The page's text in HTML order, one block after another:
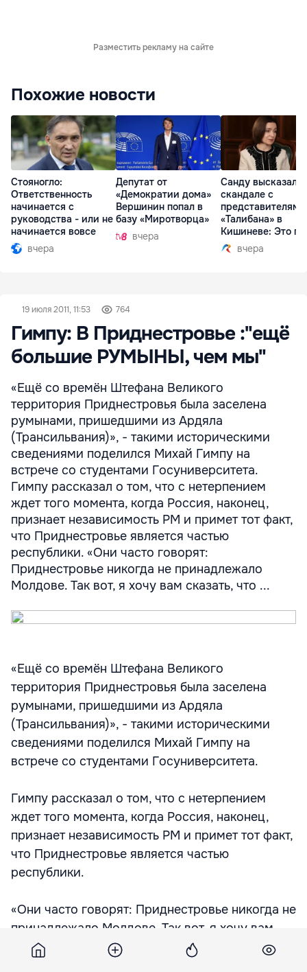
Разместить рекламу на сайте
Похожие новости
Стояногло:
Ответственность
начинается с
руководства - или не
начинается вовсе
вчера
Депутат от
«Демократии дома»
Вершинин попал в
базу «Миротворца»
вчера
Санду
скандале с
представителями
«Талибана» в
Кишиневе: Это
вчера
19 июля 2011, 11:53 764
Гимпу: В Приднестровье :"ещё
большие РУМЫНЫ, чем мы"
«Ещё со времён Штефана Великого
территория Приднестровья была заселена
румынами, пришедшими из Ардяла
(Трансильвания)», - такими историческими
сведениями поделился Михай Гимпу на
встрече со студентами Госуниверситета.
Гимпу рассказал о том, что с нетерпением
ждет того момента, когда Россия, наконец,
признает независимость РМ и примет тот факт,
что Приднестровье является частью
республики. «Они часто говорят:
Приднестровье никогда не принадлежало
Молдове. Так вот, я хочу вам сказать, что ...
«Ещё со времён Штефана Великого
территория Приднестровья была заселена
румынами, пришедшими из Ардяла
(Трансильвания)», - такими историческими
сведениями поделился Михай Гимпу на
встрече со студентами Госуниверситета.
Гимпу рассказал о том, что с нетерпением
ждет того момента, когда Россия, наконец,
признает независимость РМ и примет тот факт,
что Приднестровье является частью
республики.
«Они часто говорят: Приднестровье никогда не
принадлежало Молдове. Так вот, я хочу вам
сказать, что принадлежало. Ещё со времён